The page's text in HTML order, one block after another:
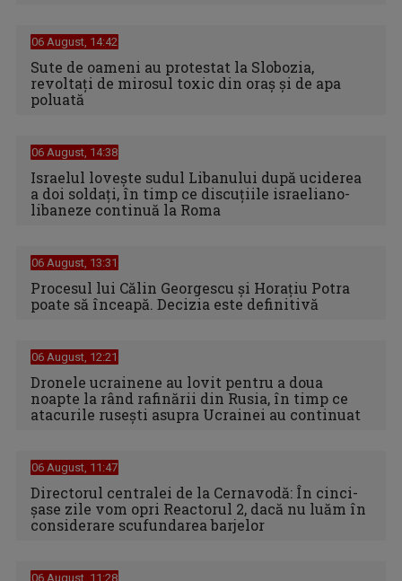
06 August, 14:42
Sute de oameni au protestat la Slobozia,
revoltați de mirosul toxic din oraș și de apa
poluată
06 August, 14:38
Israelul loveşte sudul Libanului după uciderea
a doi soldaţi, în timp ce discuţiile israeliano-
libaneze continuă la Roma
06 August, 13:31
Procesul lui Călin Georgescu și Horațiu Potra
poate să înceapă. Decizia este definitivă
06 August, 12:21
Dronele ucrainene au lovit pentru a doua
noapte la rând rafinării din Rusia, în timp ce
atacurile rusești asupra Ucrainei au continuat
06 August, 11:47
Directorul centralei de la Cernavodă: În cinci-
şase zile vom opri Reactorul 2, dacă nu luăm în
considerare scufundarea barjelor
06 August, 11:28